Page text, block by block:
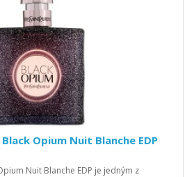
Opium Nuit Blanche EDP
Nuit Blanche EDP je jedným z